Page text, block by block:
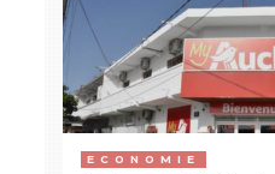
ECONOMIE